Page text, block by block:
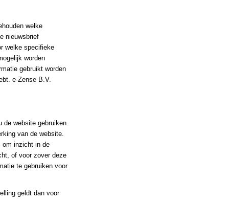
welke
nieuwsbrief
welke specifieke
worden
gebruikt worden
e-Zense B.V.
website gebruiken.
van de website.
om inzicht in de
of voor zover deze
te gebruiken voor
geldt dan voor